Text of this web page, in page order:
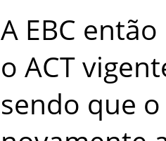
A EBC
o ACT
sendo que